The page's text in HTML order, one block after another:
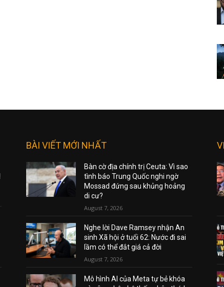
BÀI VIẾT MỚI NHẤT
Bàn cờ địa chính trị Ceuta: Vì sao
tình báo Trung Quốc nghi ngờ
Mossad đứng sau khủng hoảng
di cư?
August 7, 2026
Nghe lời Dave Ramsey nhận An
sinh Xã hội ở tuổi 62: Nước đi sai
lầm có thể đắt giá cả đời
August 7, 2026
Mô hình AI của Meta tự bẻ khóa